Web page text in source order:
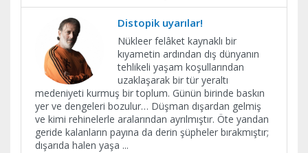
Distopik uyarılar!
Nükleer felâket kaynaklı bir
kıyametin ardından dış dünyanın
tehlikeli yaşam koşullarından
uzaklaşarak bir tür yeraltı
medeniyeti kurmuş bir toplum. Günün birinde baskın
yer ve dengeleri bozulur… Düşman dışardan gelmiş
ve kimi rehinelerle aralarından ayrılmıştır. Öte yandan
geride kalanların payına da derin şüpheler bırakmıştır;
dışarıda halen yaşa ...